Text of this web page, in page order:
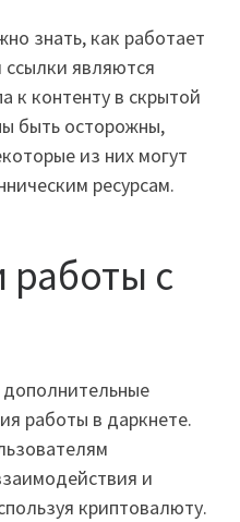
знать, как работает
являются
к контенту в скрытой
быть осторожны,
из них могут
ресурсам.
работы с
дополнительные
работы в даркнете.
и
криптовалюту.